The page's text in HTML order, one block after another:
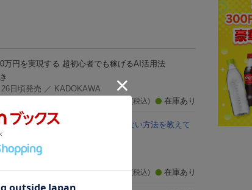
万円を実現する 超初心者でも稼げるAI活用法
日頃発売 ／ KADOKAWA
(税込) 在庫あり
すが、10年後も仕事とお金に困らない方法を教えて
悪の未来でも自分だけが助かる本
1,760円 (税込) 在庫あり